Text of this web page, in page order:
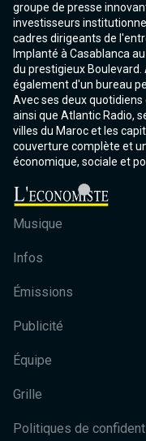
groupe de presse
investisseurs
cadres dirigeants de
Implanté à Casablanca
du prestigieux Boulevard.
également d'un bureau
Avec ses deux
ainsi que Atlantic Radio,
villes du Maroc et les
couverture complète et
économique, sociale et
Musique
Infos
Émissions
Publicité
Équipe
Grille
Politiques de